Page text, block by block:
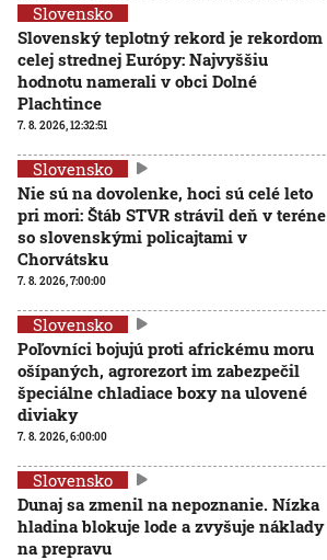
Slovensko
Slovenský teplotný rekord je rekordom
celej strednej Európy: Najvyššiu
hodnotu namerali v obci Dolné
Plachtince
7. 8. 2026, 12:32:51
Slovensko
Nie sú na dovolenke, hoci sú celé leto
pri mori: Štáb STVR strávil deň v teréne
so slovenskými policajtami v
Chorvátsku
7. 8. 2026, 7:00:00
Slovensko
Poľovníci bojujú proti africkému moru
ošípaných, agrorezort im zabezpečil
špeciálne chladiace boxy na ulovené
diviaky
7. 8. 2026, 6:00:00
Slovensko
Dunaj sa zmenil na nepoznanie. Nízka
hladina blokuje lode a zvyšuje náklady
na prepravu